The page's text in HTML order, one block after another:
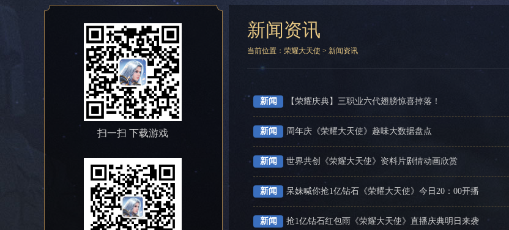
扫一扫 下载游戏
新闻资讯
当前位置： 荣耀大天使 > 新闻资讯
新闻 【荣耀庆典】三职业六代翅膀惊喜掉落！
新闻 周年庆《荣耀大天使》趣味大数据盘点
新闻 世界共创《荣耀大天使》资料片剧情动画欣赏
新闻 呆妹喊你抢1亿钻石《荣耀大天使》今日20：00开播
新闻 抢1亿钻石红包雨《荣耀大天使》直播庆典明日来袭